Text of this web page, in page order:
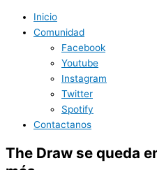
Inicio
Comunidad
Facebook
Youtube
Instagram
Twitter
Spotify
Contactanos
The Draw se queda